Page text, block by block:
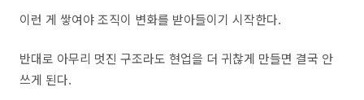
이런 게 쌓여야 조직이 변화를 받아들이기 시작한다.
반대로 아무리 멋진 구조라도 현업을 더 귀찮게 만들면 결국 안
쓰게 된다.